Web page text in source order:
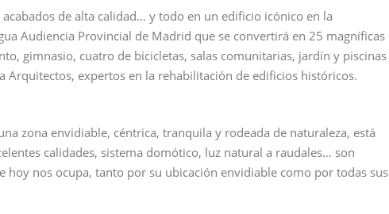
de alta calidad… y todo en un edificio icónico en la
Audiencia Provincial de Madrid que se convertirá en 25 magníficas
gimnasio, cuatro de bicicletas, salas comunitarias, jardín y piscinas
Arquitectos, expertos en la rehabilitación de edificios históricos.
zona envidiable, céntrica, tranquila y rodeada de naturaleza, está
calidades, sistema domótico, luz natural a raudales… son
hoy nos ocupa, tanto por su ubicación envidiable como por todas sus